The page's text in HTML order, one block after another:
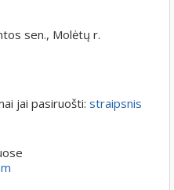
sen., Molėtų r.
jai pasiruošti: straipsnis